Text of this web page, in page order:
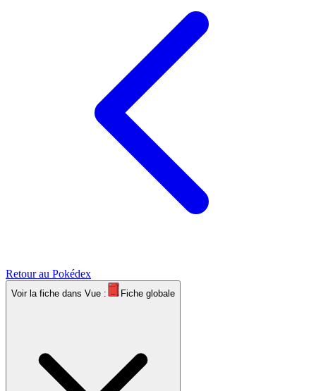
Retour au Pokédex
Voir la fiche dans Vue : Fiche globale